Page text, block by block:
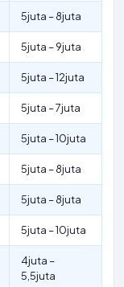
5juta – 8juta
5juta – 9juta
5juta – 12juta
5juta – 7juta
5juta – 10juta
5juta – 8juta
5juta – 8juta
5juta – 10juta
4juta –
5,5juta